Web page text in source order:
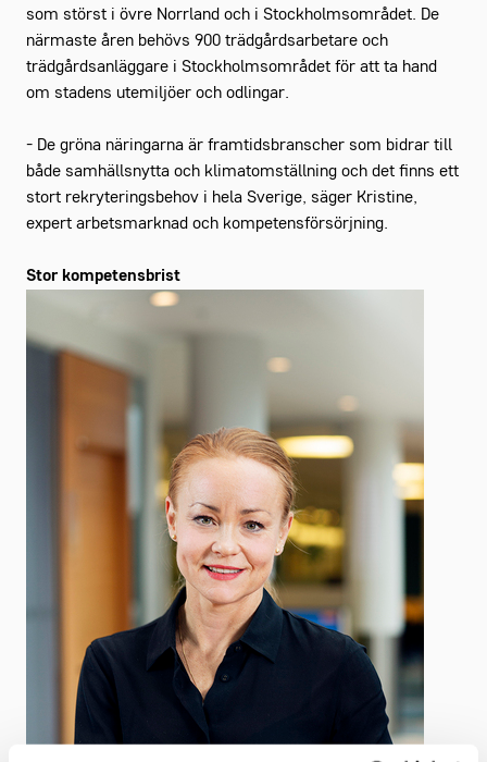
som störst i övre Norrland och i Stockholmsområdet. De
närmaste åren behövs 900 trädgårdsarbetare och
trädgårdsanläggare i Stockholmsområdet för att ta hand
om stadens utemiljöer och odlingar.
- De gröna näringarna är framtidsbranscher som bidrar till
både samhällsnytta och klimatomställning och det finns ett
stort rekryteringsbehov i hela Sverige, säger Kristine,
expert arbetsmarknad och kompetensförsörjning.
Stor kompetensbrist